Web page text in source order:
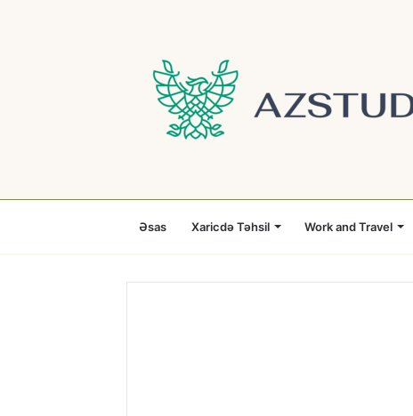
Əsas Xaricdə Təhsil Work and Travel